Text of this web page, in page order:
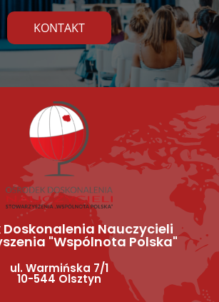
KONTAKT
Doskonalenia Nauczycieli
"Wspólnota Polska"
ul. Warmińska 7/1
10-544 Olsztyn